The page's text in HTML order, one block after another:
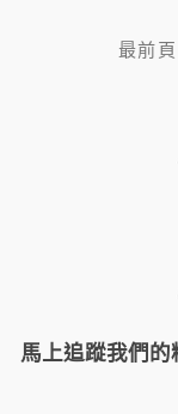
最前頁
馬上追蹤我們